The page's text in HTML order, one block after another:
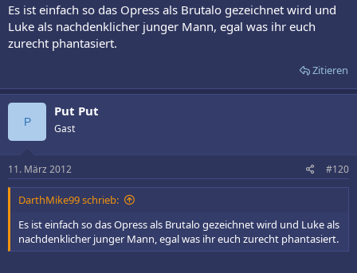
Es ist einfach so das Opress als Brutalo gezeichnet wird und
Luke als nachdenklicher junger Mann, egal was ihr euch
zurecht phantasiert.
Zitieren
P
Put Put
Gast
11. März 2012 #120
DarthMike99 schrieb:
Es ist einfach so das Opress als Brutalo gezeichnet wird und Luke als
nachdenklicher junger Mann, egal was ihr euch zurecht phantasiert.